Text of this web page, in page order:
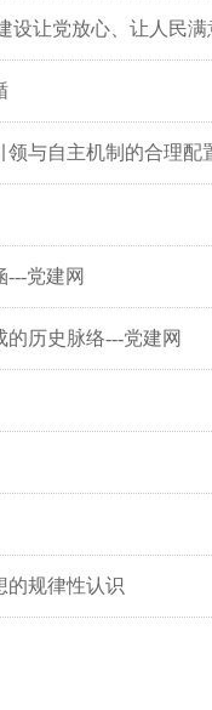
设让党放心、让人民
领与自主机制的合理配
党建网
历史脉络---党建网
的规律性认识